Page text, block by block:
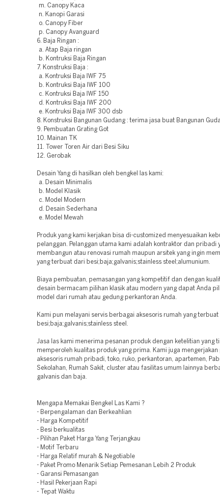
m. Canopy Kaca
n. Kanopi Garasi
o. Canopy Fiber
p. Canopy Avanguard
6. Baja Ringan :
a. Atap Baja ringan
b. Kontruksi Baja Ringan
7. Konstruksi Baja :
a. Kontruksi Baja IWF 75
b. Kontruksi Baja IWF 100
c. Kontruksi Baja IWF 150
d. Kontruksi Baja IWF 200
e. Kontruksi Baja IWF 300 dsb
8. Konstruksi Bangunan Gudang : terima jasa buat Bangunan
9. Pembuatan Grating Got
10. Mainan TK
11. Tower Toren Air dari Besi Siku
12. Gerobak
Desain Yang di hasilkan oleh bengkel las kami:
a. Desain Minimalis
b. Model Klasik
c. Model Modern
d. Desain Sederhana
e. Model Mewah
Produk yang kami kerjakan bisa di-customized menyesuaikan
pelanggan. Pelanggan utama kami adalah kontraktor dan pribadi
membangun atau renovasi rumah maupun arsitek yang ingin
yang terbuat dari besi;baja;galvanis;stainless steel;alumunium.
Biaya pembuatan, pemasangan yang kompetitif dan dengan
desain bermacam pilihan klasik atau modern yang dapat Anda
model dari rumah atau gedung perkantoran Anda.
Kami pun melayani servis berbagai aksesoris rumah yang
besi;baja;galvanis;stainless steel.
Jasa las kami menerima pesanan produk dengan ketelitian yang
memperoleh kualitas produk yang prima. Kami juga mengerjakan
aksesoris rumah pribadi, toko, ruko, perkantoran, apartemen,
Sekolahan, Rumah Sakit, cluster atau fasilitas umum lainnya
galvanis dan baja.
Mengapa Memakai Bengkel Las Kami ?
- Berpengalaman dan Berkeahlian
- Harga Kompetitif
- Besi berkualitas
- Pilihan Paket Harga Yang Terjangkau
- Motif Terbaru
- Harga Relatif murah & Negotiable
- Paket Promo Menarik Setiap Pemesanan Lebih 2 Produk
- Garansi Pemasangan
- Hasil Pekerjaan Rapi
- Tepat Waktu